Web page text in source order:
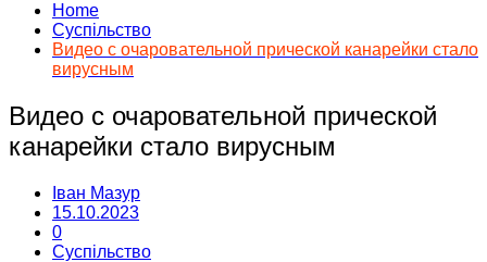
Home
Суспільство
Видео с очаровательной прической канарейки стало
вирусным
Видео с очаровательной прической
канарейки стало вирусным
Іван Мазур
15.10.2023
0
Суспільство